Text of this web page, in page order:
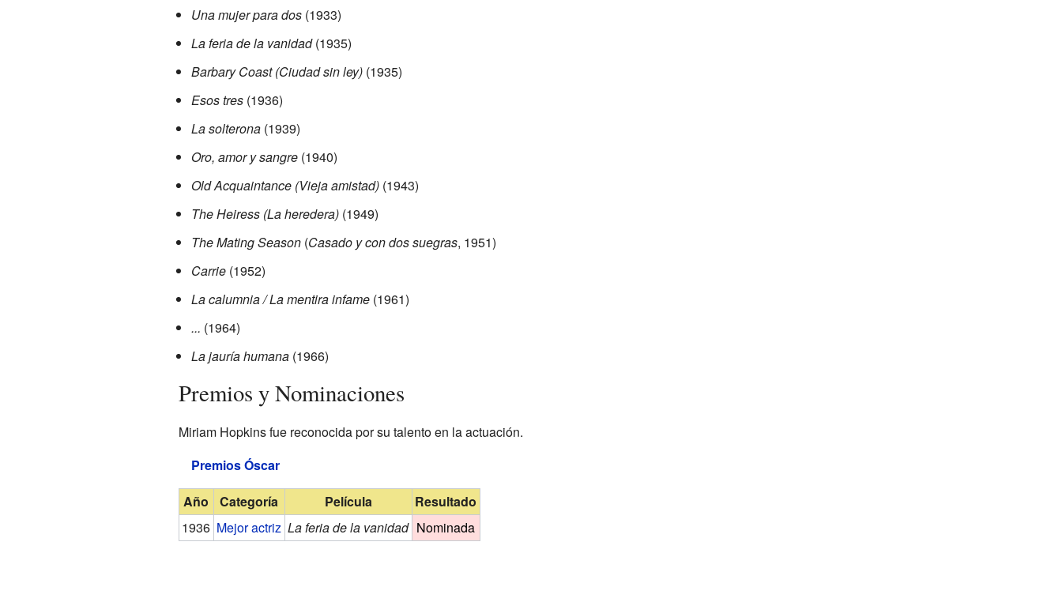
Una mujer para dos(1933)
La feria de la vanidad(1935)
Barbary Coast (Ciudad sin ley)(1935)
Esos tres(1936)
La solterona(1939)
Oro, amor y sangre(1940)
Old Acquaintance (Vieja amistad)(1943)
The Heiress (La heredera)(1949)
The Mating Season(Casado y con dos suegras, 1951)
Carrie(1952)
La calumnia / La mentira infame(1961)
... (1964)
La jauría humana(1966)
Premios y Nominaciones
Miriam Hopkins fue reconocida por su talento en la actuación.
Premios Óscar
Año
Categoría Película
Resultado
1936 Mejor actriz La feria de la vanidad Nominada